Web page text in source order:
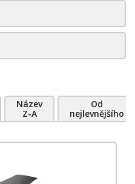
Název
Z-A
Od
nejlevnějšího